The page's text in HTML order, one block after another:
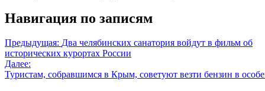
Навигация по записям
Предыдущая: Два челябинских санатория войдут в фильм об
исторических курортах России
Далее:
Туристам, собравшимся в Крым, советуют везти бензин в